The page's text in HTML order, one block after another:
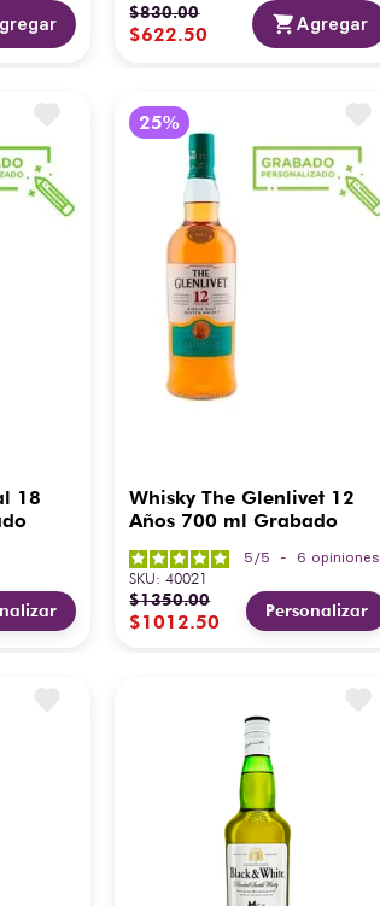
$830.00
$622.50 Agregar
18
Whisky The Glenlivet 12
Años 700 ml Grabado
5 /5 - 6 opiniones
SKU:40021
$1350.00
$1012.50 Personalizar